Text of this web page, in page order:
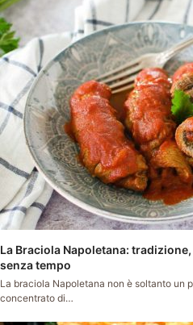
La Braciola Napoletana:
senza tempo
La braciola Napoletana non è soltanto un
concentrato di…